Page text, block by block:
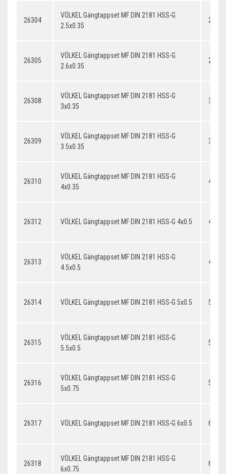
26304
VÖLKEL Gängtappset MF DIN 2181 HSS-G
2.5x0.35
26305
VÖLKEL Gängtappset MF DIN 2181 HSS-G
2.6x0.35
26308
VÖLKEL Gängtappset MF DIN 2181 HSS-G
3x0.35
26309
VÖLKEL Gängtappset MF DIN 2181 HSS-G
3.5x0.35
26310
VÖLKEL Gängtappset MF DIN 2181 HSS-G
4x0.35
26312 VÖLKEL Gängtappset MF DIN 2181 HSS-G 4x0.5 4x0.5
26313
VÖLKEL Gängtappset MF DIN 2181 HSS-G
4.5x0.5
26314 VÖLKEL Gängtappset MF DIN 2181 HSS-G 5x0.5 5x0.5
26315
VÖLKEL Gängtappset MF DIN 2181 HSS-G
5.5x0.5
26316
VÖLKEL Gängtappset MF DIN 2181 HSS-G
5x0.75
26317 VÖLKEL Gängtappset MF DIN 2181 HSS-G 6x0.5 6x0.5
26318
VÖLKEL Gängtappset MF DIN 2181 HSS-G
6x0.75